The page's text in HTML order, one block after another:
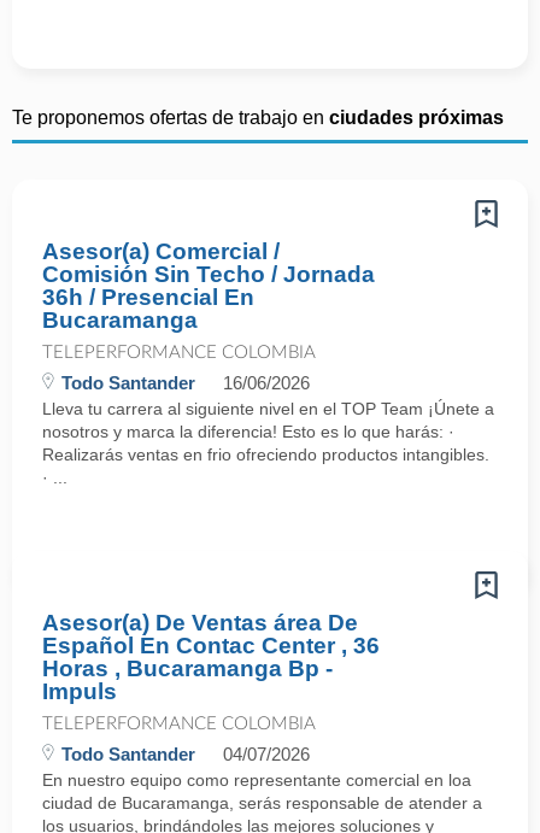
Te proponemos ofertas de trabajo en ciudades próximas
Asesor(a) Comercial /
Comisión Sin Techo / Jornada
36h / Presencial En
Bucaramanga
TELEPERFORMANCE COLOMBIA
Todo Santander 16/06/2026
Lleva tu carrera al siguiente nivel en el TOP Team ¡Únete a
nosotros y marca la diferencia! Esto es lo que harás: ·
Realizarás ventas en frio ofreciendo productos intangibles.
· ...
Asesor(a) De Ventas área De
Español En Contac Center , 36
Horas , Bucaramanga Bp -
Impuls
TELEPERFORMANCE COLOMBIA
Todo Santander 04/07/2026
En nuestro equipo como representante comercial en loa
ciudad de Bucaramanga, serás responsable de atender a
los usuarios, brindándoles las mejores soluciones y